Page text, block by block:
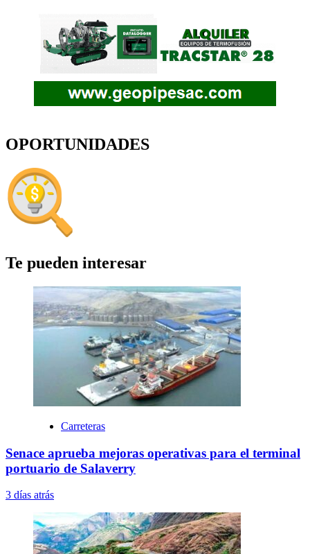
OPORTUNIDADES
Te pueden interesar
Carreteras
Senace aprueba mejoras operativas para el terminal
portuario de Salaverry
3 días atrás